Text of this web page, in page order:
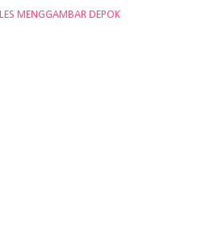
LES MENGGAMBAR DEPOK